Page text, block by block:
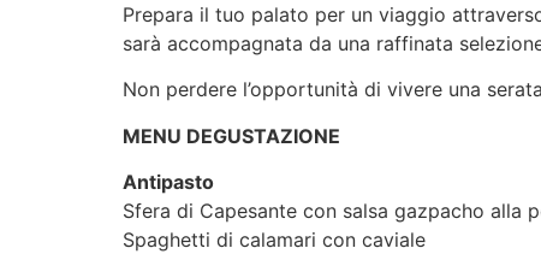
Prepara il tuo palato per un viaggio
sarà accompagnata da una raffinata
Non perdere l’opportunità di vivere una
MENU DEGUSTAZIONE
Antipasto
Sfera di Capesante con salsa gazpacho alla
Spaghetti di calamari con caviale